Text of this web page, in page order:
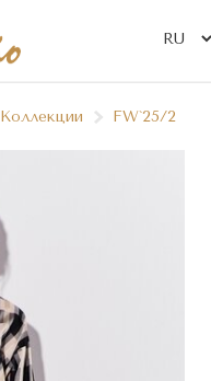
Коллекции FW`25/26